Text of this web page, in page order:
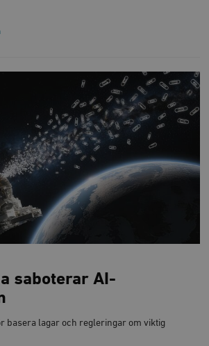
saboterar AI-
basera lagar och regleringar om viktig